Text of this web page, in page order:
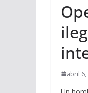
abril 6,